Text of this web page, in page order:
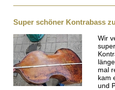
Super schöner Kontrabass
Wir
mal
kam
und